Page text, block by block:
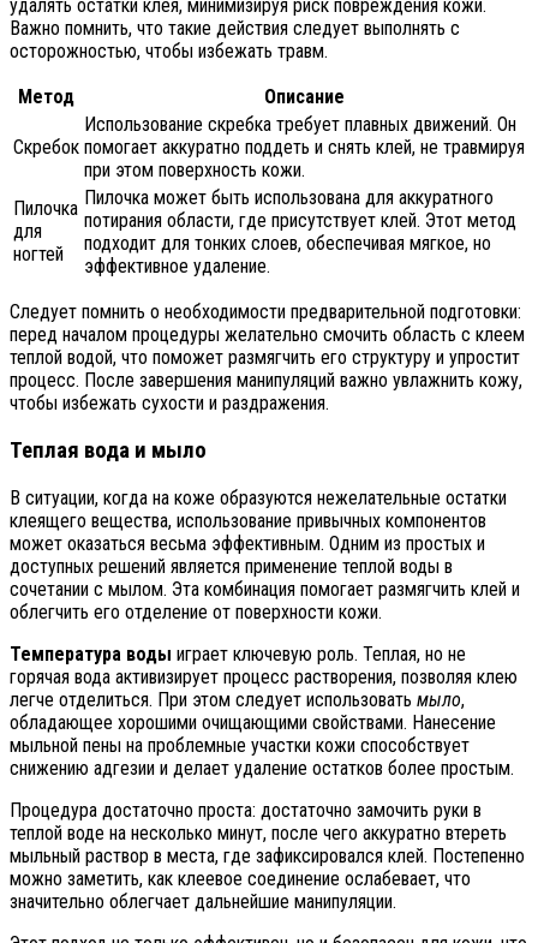
удалять остатки клея, минимизируя риск повреждения кожи.
Важно помнить, что такие действия следует выполнять с
осторожностью, чтобы избежать травм.
Метод
Описание
Скребок
Использование скребка требует плавных движений. Он
помогает аккуратно поддеть и снять клей, не травмируя
при этом поверхность кожи.
Пилочка
для
ногтей
Пилочка может быть использована для аккуратного
потирания области, где присутствует клей. Этот метод
подходит для тонких слоев, обеспечивая мягкое, но
эффективное удаление.
Следует помнить о необходимости предварительной подготовки:
перед началом процедуры желательно смочить область с клеем
теплой водой, что поможет размягчить его структуру и упростит
процесс. После завершения манипуляций важно увлажнить кожу,
чтобы избежать сухости и раздражения.
Теплая вода и мыло
В ситуации, когда на коже образуются нежелательные остатки
клеящего вещества, использование привычных компонентов
может оказаться весьма эффективным. Одним из простых и
доступных решений является применение теплой воды в
сочетании с мылом. Эта комбинация помогает размягчить клей и
облегчить его отделение от поверхности кожи.
Температура воды играет ключевую роль. Теплая, но не
горячая вода активизирует процесс растворения, позволяя клею
легче отделиться. При этом следует использовать мыло,
обладающее хорошими очищающими свойствами. Нанесение
мыльной пены на проблемные участки кожи способствует
снижению адгезии и делает удаление остатков более простым.
Процедура достаточно проста: достаточно замочить руки в
теплой воде на несколько минут, после чего аккуратно втереть
мыльный раствор в места, где зафиксировался клей. Постепенно
можно заметить, как клеевое соединение ослабевает, что
значительно облегчает дальнейшие манипуляции.